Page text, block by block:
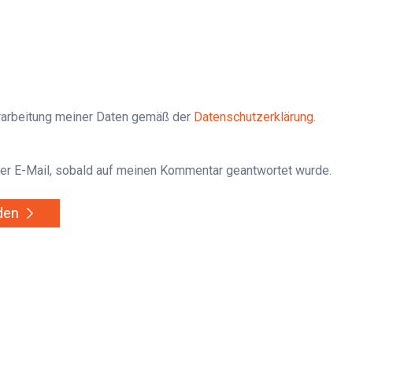
meiner Daten gemäß der Datenschutzerklärung.
E-Mail, sobald auf meinen Kommentar geantwortet wurde.